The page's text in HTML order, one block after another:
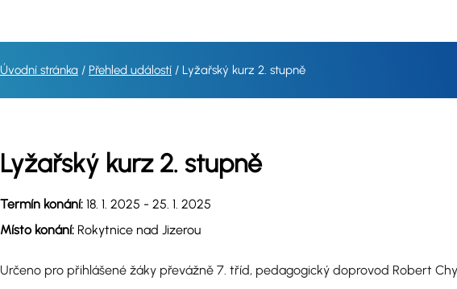
Úvodní stránka Přehled událostí Lyžařský kurz 2. stupně
Lyžařský kurz 2. stupně
Termín konání: 18. 1. 2025 - 25. 1. 2025
Místo konání: Rokytnice nad Jizerou
Určeno pro přihlášené žáky převážně 7. tříd, pedagogický doprovod Robert